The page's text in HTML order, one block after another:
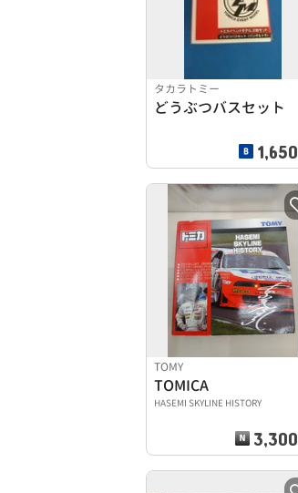
タカラトミー
どうぶつバスセット
1,650
TOMY
TOMICA
HASEMI SKYLINE HISTORY
3,300